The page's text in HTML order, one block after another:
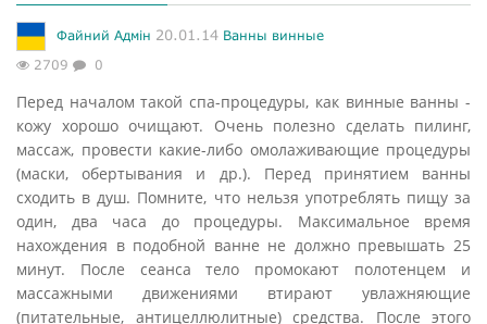
Файний Адмін 20.01.14 Ванны винные
2709
0
Перед началом такой спа-процедуры, как винные ванны -
кожу хорошо очищают. Очень полезно сделать пилинг,
массаж, провести какие-либо омолаживающие процедуры
(маски, обертывания и др.). Перед принятием ванны
сходить в душ. Помните, что нельзя употреблять пищу за
один, два часа до процедуры. Максимальное время
нахождения в подобной ванне не должно превышать 25
минут. После сеанса тело промокают полотенцем и
массажными движениями втирают увлажняющие
(питательные, антицеллюлитные) средства. После этого